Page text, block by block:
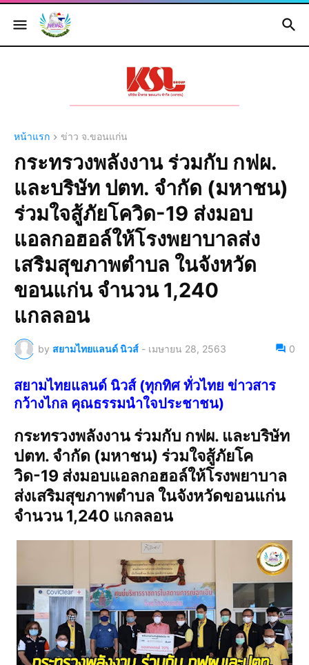
หน้าแรก ข่าว จ.ขอนแก่น
กระทรวงพลังงาน ร่วมกับ กฟผ.
และบริษัท ปตท. จำกัด (มหาชน)
ร่วมใจสู้ภัยโควิด-19 ส่งมอบ
แอลกอฮอล์ให้โรงพยาบาลส่ง
เสริมสุขภาพตำบล ในจังหวัด
ขอนแก่น จำนวน 1,240
แกลลอน
by สยามไทยแลนด์ นิวส์ - เมษายน 28, 2563 0
สยามไทยแลนด์ นิวส์ (ทุกทิศ ทั่วไทย ข่าวสาร
กว้างไกล คุณธรรมนำใจประชาชน)
กระทรวงพลังงาน ร่วมกับ กฟผ. และบริษัท
ปตท. จำกัด (มหาชน) ร่วมใจสู้ภัยโค
วิด-19 ส่งมอบแอลกอฮอล์ให้โรงพยาบาล
ส่งเสริมสุขภาพตำบล ในจังหวัดขอนแก่น
จำนวน 1,240 แกลลอน